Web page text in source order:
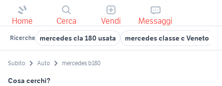
Home Cerca Vendi Messaggi
Ricerche mercedes cla 180 usata mercedes classe c Veneto
Subito Auto mercedes b180
Cosa cerchi?